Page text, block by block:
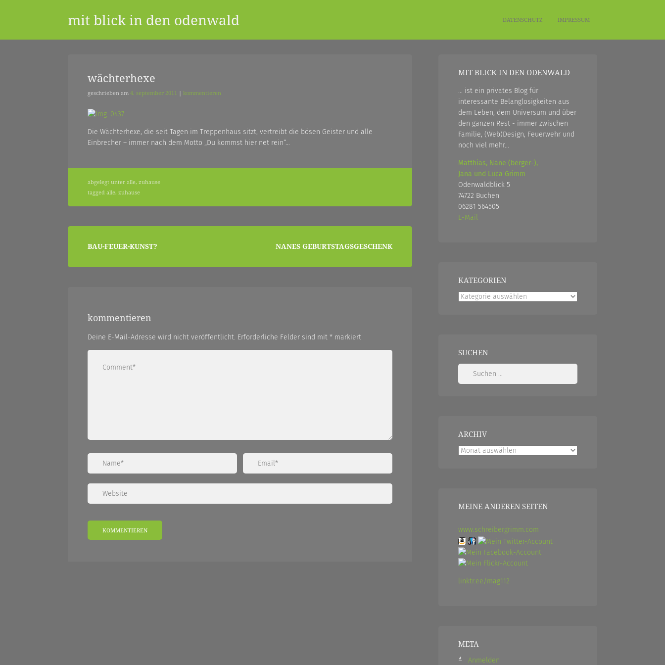
mit blick in den odenwald
blog
dem
DATENSCHUTZ IMPRESSUM
wächterhexe
geschrieben am 4. september 2011 | kommentieren
Die Wächterhexe, die seit Tagen im Treppenhaus sitzt, vertreibt die bösen Geister und alle
Einbrecher – immer nach dem Motto „Du kommst hier net rein“…
abgelegt unter alle, zuhause
tagged alle, zuhause
beitragsnavigation
BAU-FEUER-KUNST? NANES GEBURTSTAGSGESCHENK
kommentieren
Deine E-Mail-Adresse wird nicht veröffentlicht. Erforderliche Felder sind mit * markiert
MIT BLICK IN DEN ODENWALD
... ist ein privates Blog für
interessante Belanglosigkeiten aus
dem Leben, dem Universum und über
den ganzen Rest - immer zwischen
Familie, (Web)Design, Feuerwehr und
noch viel mehr...
Matthias, Nane (berger-),
Jana und Luca Grimm
Odenwaldblick 5
74722 Buchen
06281 564505
E-Mail
KATEGORIEN
Kategorien
SUCHEN
Suchen
ARCHIV
Archiv
MEINE ANDEREN SEITEN
www.schreibergrimm.com
linktr.ee/mag112
META
Anmelden